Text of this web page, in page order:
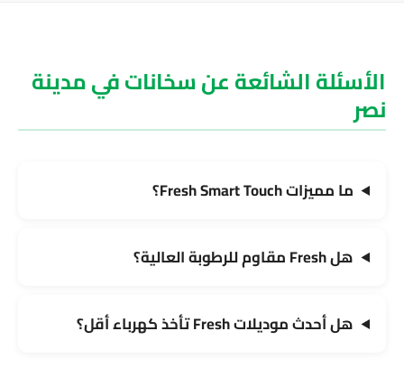
الأسئلة الشائعة عن سخانات في مدينة
نصر
ما مميزات Fresh Smart Touch؟
هل Fresh مقاوم للرطوبة العالية؟
هل أحدث موديلات Fresh تأخذ كهرباء أقل؟